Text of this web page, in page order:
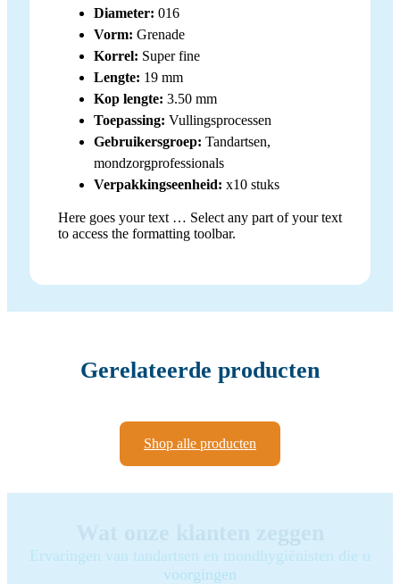
Diameter: 016
Vorm: Grenade
Korrel: Super fine
Lengte: 19 mm
Kop lengte: 3.50 mm
Toepassing: Vullingsprocessen
Gebruikersgroep: Tandartsen,
mondzorgprofessionals
Verpakkingseenheid: x10 stuks
Here goes your text … Select any part of your text
to access the formatting toolbar.
Gerelateerde producten
Shop alle producten
Ervaringen van tandartsen en mondhygiënisten die u
voorgingen